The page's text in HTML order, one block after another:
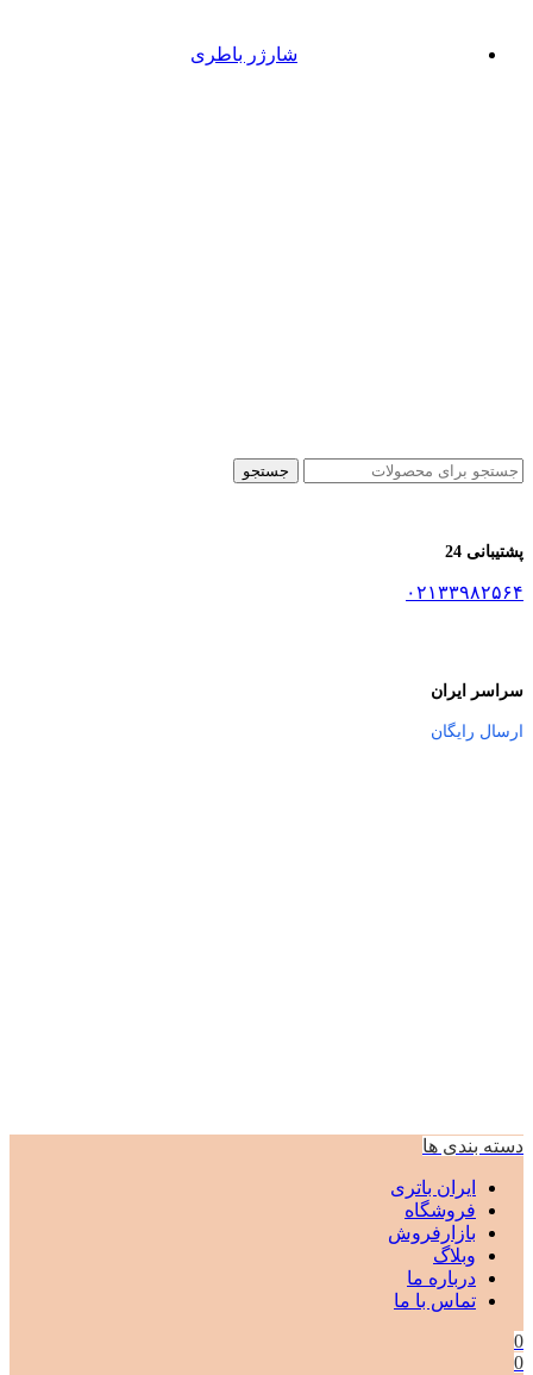
شارژر باطری
جستجو
پشتیبانی 24
۰۲۱۳۳۹۸۲۵۶۴
سراسر ایران
ارسال رایگان
دسته بندی ها
ایران باتری
فروشگاه
بازارفروش
وبلاگ
درباره ما
تماس با ما
0
0